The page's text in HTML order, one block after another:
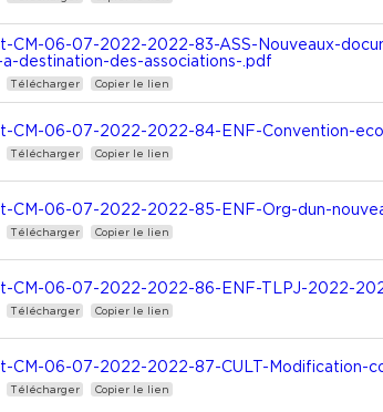
CM-06-07-2022-2022-83-ASS-Nouveaux-
a-destination-des-associations-.pdf
Télécharger Copier le lien
CM-06-07-2022-2022-84-ENF-Convention-
Télécharger Copier le lien
CM-06-07-2022-2022-85-ENF-Org-dun-
Télécharger Copier le lien
CM-06-07-2022-2022-86-ENF-TLPJ-2022-
Télécharger Copier le lien
CM-06-07-2022-2022-87-CULT-Modification-
Télécharger Copier le lien